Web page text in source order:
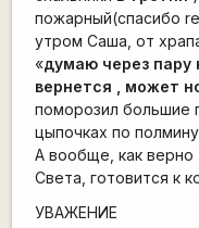
пожарный(спасибо
утром Саша, от
«думаю через пару
вернется , может
поморозил большие
цыпочках по
А вообще, как верно
Света, готовится к
УВАЖЕНИЕ